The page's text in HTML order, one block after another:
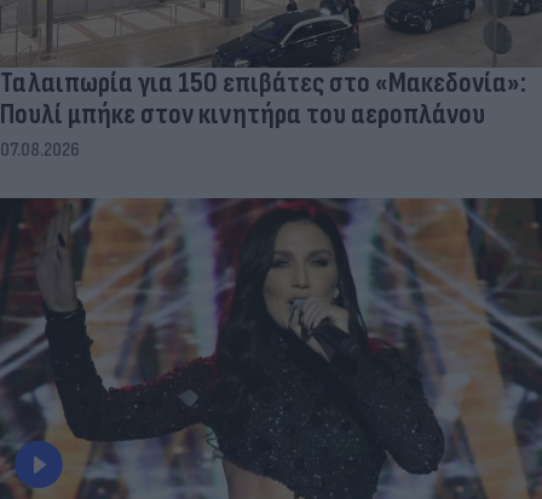
Ταλαιπωρία για 150 επιβάτες στο «Μακεδονία»:
Πουλί μπήκε στον κινητήρα του αεροπλάνου
07.08.2026